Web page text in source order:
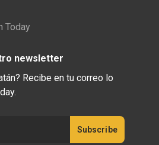
Today
newsletter
Recibe en tu correo lo